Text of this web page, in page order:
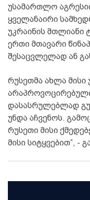
უსამართლო
ყველანაირი
უკრაინის მთლიანი
ერთი მთავარი
შესაცვლელად ან
რუსეთმა ახლა მისი
დასასრულებლად
უნდა აჩვენოს.
რუსეთი მისი
მისი სიტყვებით”, -